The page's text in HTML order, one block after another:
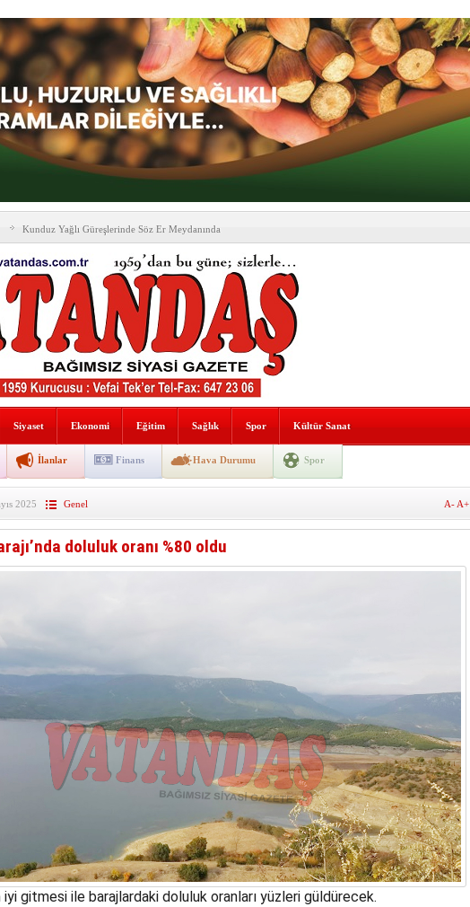
Kunduz Yağlı Güreşlerinde Söz Er Meydanında
Ankara & Vezirköprü Platformu’ndan Vezirköprü
Kaymakamına ‘hayırlı olsun’ ziyareti
KAYBETTİKLERİMİZ
NÖBETÇİ ECZANELER
PTT Taşerona Geçiyor
Erhan Parlar vefat etti
BANA GÖRE
Vezirköprü CHP’de istifa depremi yaşandı!
Siyaset Ekonomi Eğitim Sağlık Spor Kültür Sanat
İlanlar Finans Hava Durumu Spor
2025 Genel A- A+
doluluk oranı %80 oldu
iyi gitmesi ile barajlardaki doluluk oranları yüzleri güldürecek.